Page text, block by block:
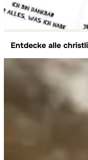
Entdecke alle